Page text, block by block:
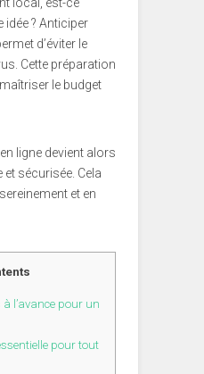
idée ? Anticiper
d’éviter le
Cette préparation
le budget
ligne devient alors
sécurisée. Cela
et en
l’avance pour un
pour tout